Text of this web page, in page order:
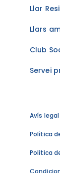
Llar
Llars
Club
Servei
Avís legal
Política
Política